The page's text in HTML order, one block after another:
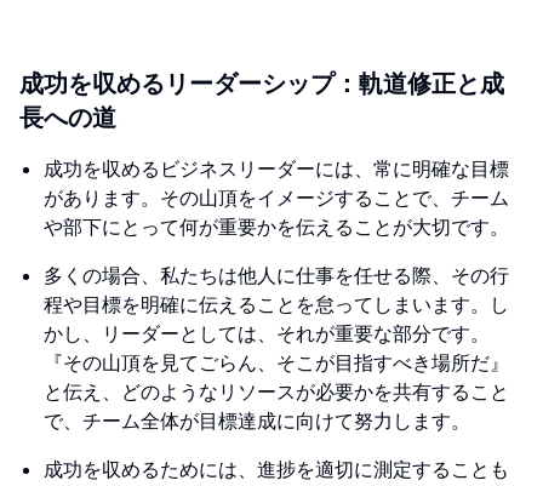
成功を収めるリーダーシップ：軌道修正と成
長への道
成功を収めるビジネスリーダーには、常に明確な目標
があります。その山頂をイメージすることで、チーム
や部下にとって何が重要かを伝えることが大切です。
多くの場合、私たちは他人に仕事を任せる際、その行
程や目標を明確に伝えることを怠ってしまいます。し
かし、リーダーとしては、それが重要な部分です。
『その山頂を見てごらん、そこが目指すべき場所だ』
と伝え、どのようなリソースが必要かを共有すること
で、チーム全体が目標達成に向けて努力します。
成功を収めるためには、進捗を適切に測定することも